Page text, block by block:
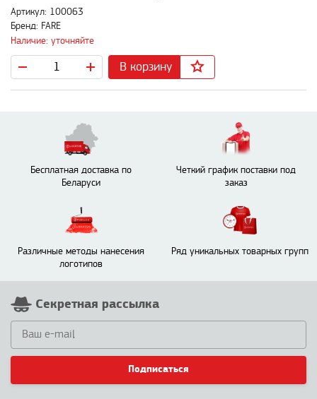
Артикул: 100063
Бренд: FARE
Наличие: уточняйте
В корзину
Бесплатная доставка по
Беларуси
Четкий график поставки под
заказ
Различные методы нанесения
логотипов
Ряд уникальных товарных групп
Секретная рассылка
Подписаться